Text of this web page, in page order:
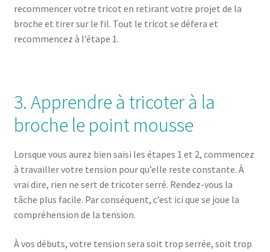
recommencer votre tricot en retirant votre projet de la
broche et tirer sur le fil. Tout le tricot se défera et
recommencez à l’étape 1.
3. Apprendre à tricoter à la
broche le point mousse
Lorsque vous aurez bien saisi les étapes 1 et 2, commencez
à travailler votre tension pour qu’elle reste constante. À
vrai dire, rien ne sert de tricoter serré. Rendez-vous la
tâche plus facile. Par conséquent, c’est ici que se joue la
compréhension de la tension.
À vos débuts, votre tension sera soit trop serrée, soit trop